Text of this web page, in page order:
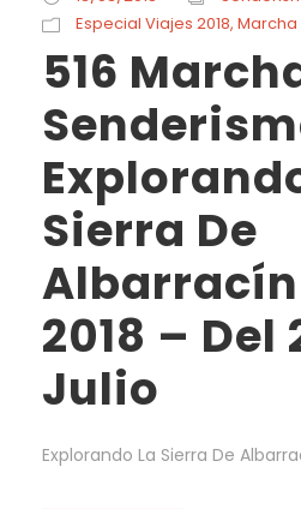
Especial Viajes 2018, Marcha
516
Sierra De
2018 – Del
Julio
Explorando La Sierra De